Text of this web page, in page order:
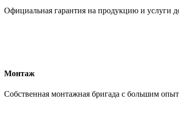
Официальная гарантия на продукцию и услуги
Монтаж
Собственная монтажная бригада с большим